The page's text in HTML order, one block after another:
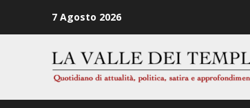
7 Agosto 2026